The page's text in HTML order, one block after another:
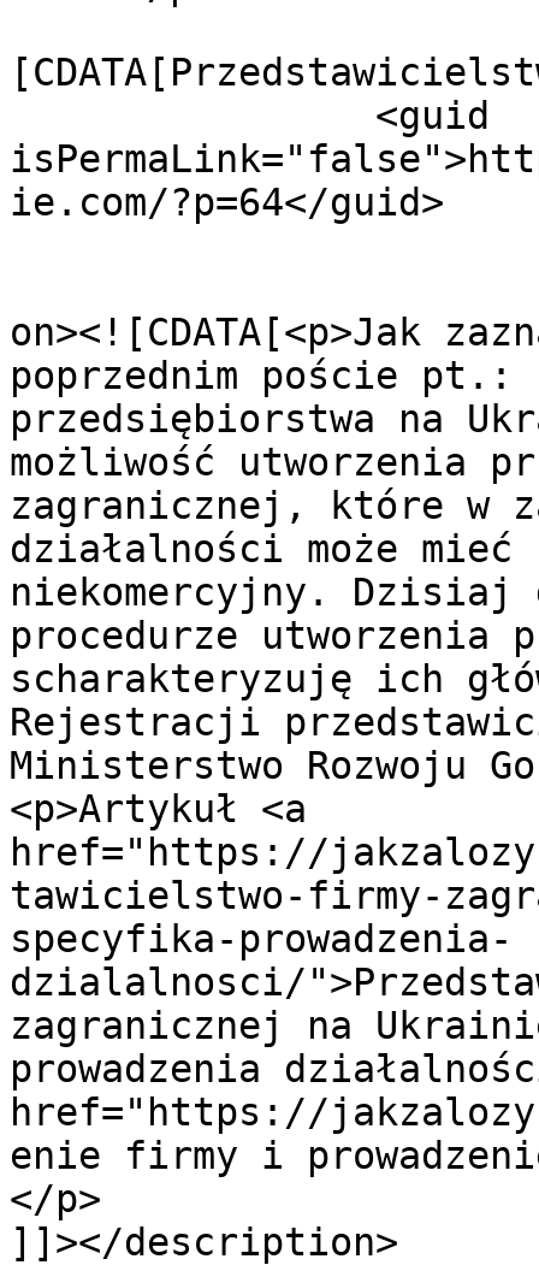
ie.com/?p=64</guid>
on><![CDATA[<p>Jak
poprzednim poście pt.:
przedsiębiorstwa na
możliwość utworzenia
zagranicznej, które w
działalności może
niekomercyjny. Dzisiaj
procedurze utworzenia
scharakteryzuję ich
Rejestracji
Ministerstwo Rozwoju
<p>Artykuł <a
href="https://
tawicielstwo-firmy-
specyfika-prowadzenia-
dzialalnosci/
zagranicznej na
prowadzenia
href="https://
enie firmy i
</p>
]]></description>